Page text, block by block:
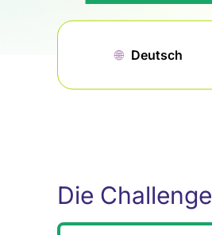
🌐︎ Deutsch
Die Challenge